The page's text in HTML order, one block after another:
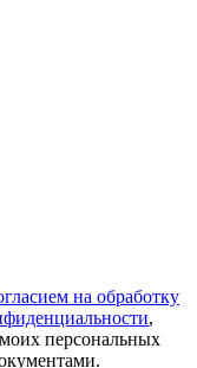
на обработку
,
персональных